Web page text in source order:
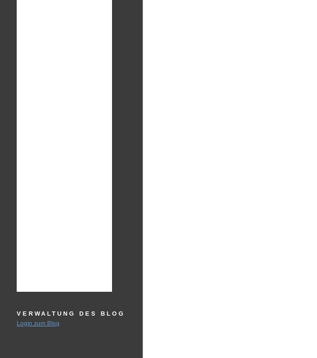
VERWALTUNG DES BLOG
Login zum Blog